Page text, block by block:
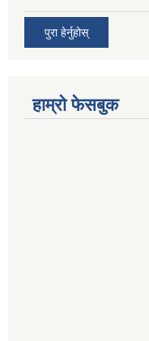
पुरा हेर्नुहोस्
हाम्रो फेसबुक